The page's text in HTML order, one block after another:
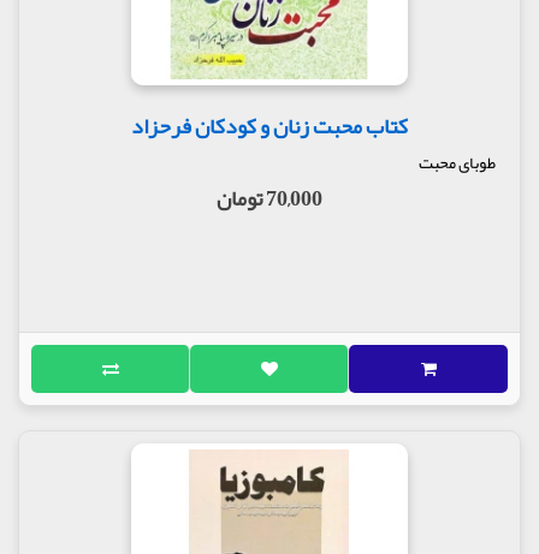
کتاب محبت زنان و کودکان فرحزاد
طوبای محبت
70,000 تومان